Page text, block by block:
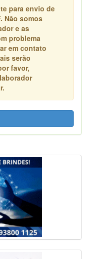
para envio de
Não somos
e as
problema
em contato
serão
favor,